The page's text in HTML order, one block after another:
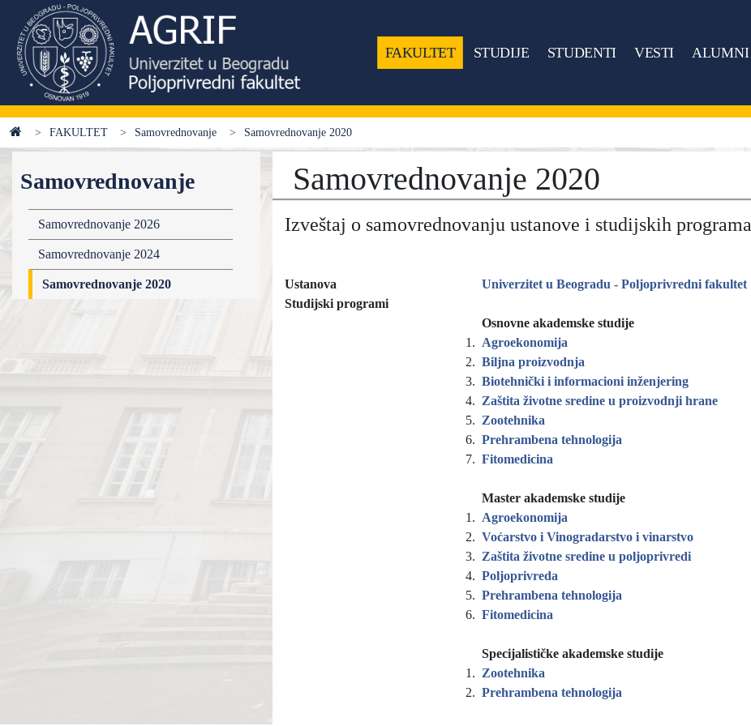
FAKULTET STUDIJE STUDENTI VESTI ALUMNI
FAKULTET Samovrednovanje Samovrednovanje 2020
Samovrednovanje
Samovrednovanje 2026
Samovrednovanje 2024
Samovrednovanje 2020
Samovrednovanje 2020
Izveštaj o samovrednovanju ustanove i studijskih programa
Ustanova
Univerzitet u Beogradu - Poljoprivredni fakultet
Studijski programi
Osnovne akademske studije
1. Agroekonomija
2. Biljna proizvodnja
3. Biotehnički i informacioni inženjering
4. Zaštita životne sredine u proizvodnji hrane
5. Zootehnika
6. Prehrambena tehnologija
7. Fitomedicina
Master akademske studije
1. Agroekonomija
2. Voćarstvo i Vinogradarstvo i vinarstvo
3. Zaštita životne sredine u poljoprivredi
4. Poljoprivreda
5. Prehrambena tehnologija
6. Fitomedicina
Specijalističke akademske studije
1. Zootehnika
2. Prehrambena tehnologija